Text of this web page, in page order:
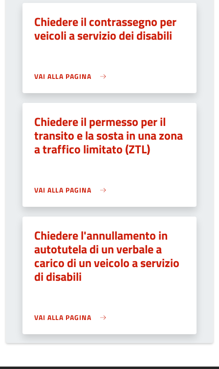
Chiedere il contrassegno per
veicoli a servizio dei disabili
VAI ALLA PAGINA
Chiedere il permesso per il
transito e la sosta in una zona
a traffico limitato (ZTL)
VAI ALLA PAGINA
Chiedere l'annullamento in
autotutela di un verbale a
carico di un veicolo a servizio
di disabili
VAI ALLA PAGINA